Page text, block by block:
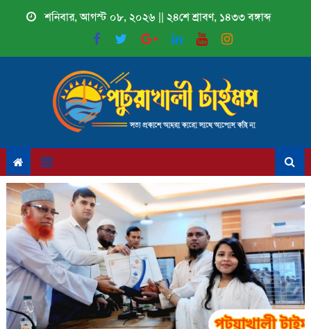
শনিবার, আগস্ট ০৮, ২০২৬ || ২৪শে শ্রাবণ, ১৪৩৩ বঙ্গাব্দ